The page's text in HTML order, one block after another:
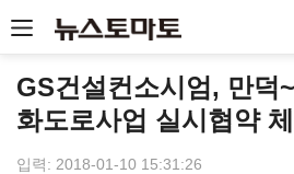
GS건설컨소시엄, 만덕
화도로사업 실시협약
입력: 2018-01-10 15:31:26